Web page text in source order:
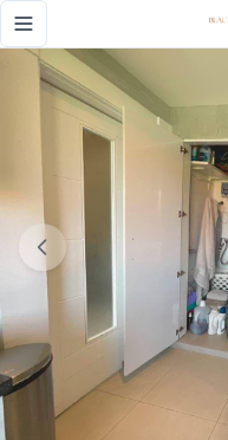
Toggle navigation menu
Vendo apartamento en